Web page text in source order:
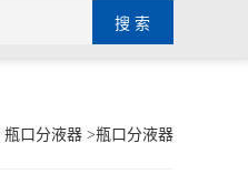
瓶口分液器>瓶口分液器